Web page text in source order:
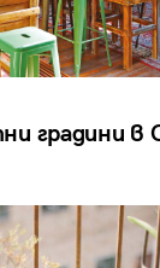
градини